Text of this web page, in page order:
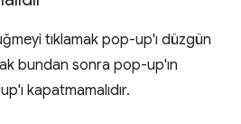
tıklamak pop-up'ı düzgün
bundan sonra pop-up'ın
kapatmamalıdır.